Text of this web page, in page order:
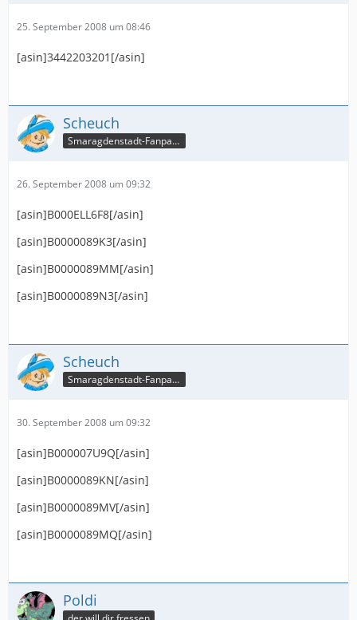
25. September 2008 um 08:46
[asin]3442203201[/asin]
Scheuch
Smaragdenstadt-Fanpage
26. September 2008 um 09:32
[asin]B000ELL6F8[/asin]
[asin]B0000089K3[/asin]
[asin]B0000089MM[/asin]
[asin]B0000089N3[/asin]
Scheuch
Smaragdenstadt-Fanpage
30. September 2008 um 09:32
[asin]B000007U9Q[/asin]
[asin]B0000089KN[/asin]
[asin]B0000089MV[/asin]
[asin]B0000089MQ[/asin]
Poldi